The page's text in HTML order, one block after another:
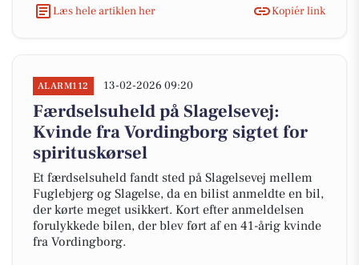
Læs hele artiklen her
Kopiér link
ALARM112 13-02-2026 09:20
Færdselsuheld på Slagelsevej:
Kvinde fra Vordingborg sigtet for
spirituskørsel
Et færdselsuheld fandt sted på Slagelsevej mellem
Fuglebjerg og Slagelse, da en bilist anmeldte en bil,
der kørte meget usikkert. Kort efter anmeldelsen
forulykkede bilen, der blev ført af en 41-årig kvinde
fra Vordingborg.